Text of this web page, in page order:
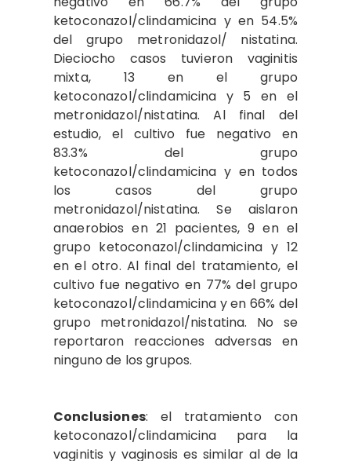
ketoconazol/clindamicina y en 54.5%
del grupo metronidazol/ nistatina.
Dieciocho casos tuvieron vaginitis
mixta, 13 en el grupo
ketoconazol/clindamicina y 5 en el
metronidazol/nistatina. Al final del
estudio, el cultivo fue negativo en
83.3% del grupo
ketoconazol/clindamicina y en todos
los casos del grupo
metronidazol/nistatina. Se aislaron
anaerobios en 21 pacientes, 9 en el
grupo ketoconazol/clindamicina y 12
en el otro. Al final del tratamiento, el
cultivo fue negativo en 77% del grupo
ketoconazol/clindamicina y en 66% del
grupo metronidazol/nistatina. No se
reportaron reacciones adversas en
ninguno de los grupos.
Conclusiones: el tratamiento con
ketoconazol/clindamicina para la
vaginitis y vaginosis es similar al de la